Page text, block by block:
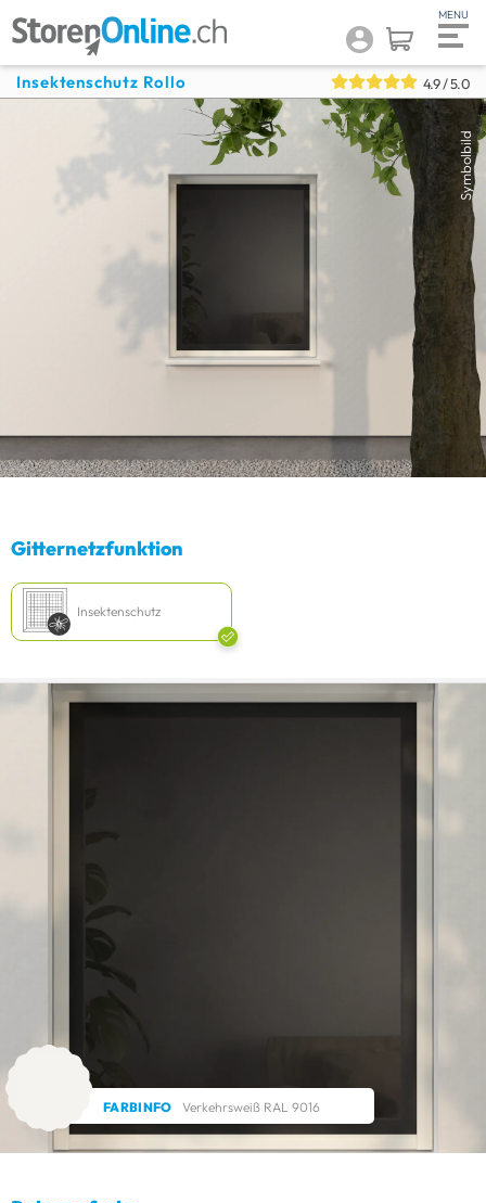
Insektenschutz Rollo 4.9/ 5.0
Symbolbild
Gitternetzfunktion
Insektenschutz
FARBINFO Verkehrsweiß RAL 9016